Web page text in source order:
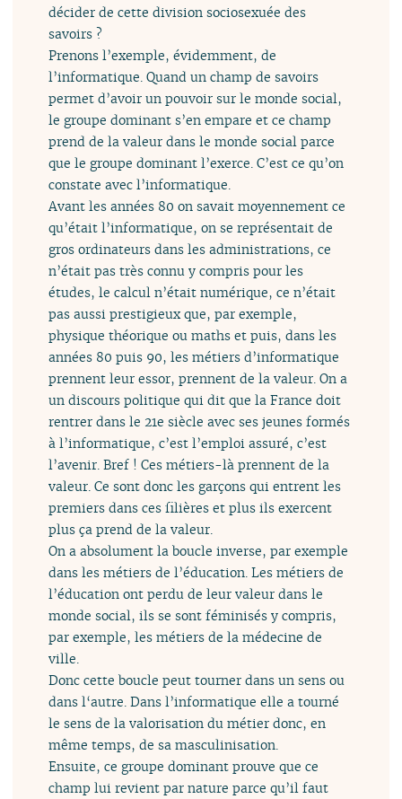
décider de cette division sociosexuée des
savoirs ?
Prenons l’exemple, évidemment, de
l’informatique. Quand un champ de savoirs
permet d’avoir un pouvoir sur le monde social,
le groupe dominant s’en empare et ce champ
prend de la valeur dans le monde social parce
que le groupe dominant l’exerce. C’est ce qu’on
constate avec l’informatique.
Avant les années 80 on savait moyennement ce
qu’était l’informatique, on se représentait de
gros ordinateurs dans les administrations, ce
n’était pas très connu y compris pour les
études, le calcul n’était numérique, ce n’était
pas aussi prestigieux que, par exemple,
physique théorique ou maths et puis, dans les
années 80 puis 90, les métiers d’informatique
prennent leur essor, prennent de la valeur. On a
un discours politique qui dit que la France doit
rentrer dans le 21e siècle avec ses jeunes formés
à l’informatique, c’est l’emploi assuré, c’est
l’avenir. Bref ! Ces métiers-là prennent de la
valeur. Ce sont donc les garçons qui entrent les
premiers dans ces filières et plus ils exercent
plus ça prend de la valeur.
On a absolument la boucle inverse, par exemple
dans les métiers de l’éducation. Les métiers de
l’éducation ont perdu de leur valeur dans le
monde social, ils se sont féminisés y compris,
par exemple, les métiers de la médecine de
ville.
Donc cette boucle peut tourner dans un sens ou
dans l‘autre. Dans l’informatique elle a tourné
le sens de la valorisation du métier donc, en
même temps, de sa masculinisation.
Ensuite, ce groupe dominant prouve que ce
champ lui revient par nature parce qu’il faut